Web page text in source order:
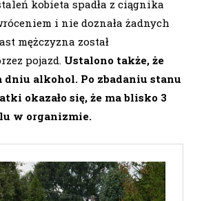
kobieta spadła z ciągnika
i nie doznała żadnych
mężczyzna został
pojazd. Ustalono także, że
dniu alkohol. Po zbadaniu stanu
okazało się, że ma blisko 3
w organizmie.